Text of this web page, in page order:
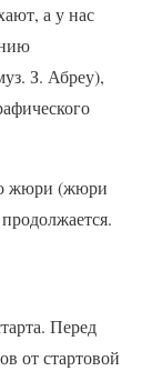
а у нас
З. Абреу),
жюри (жюри
Перед
от стартовой